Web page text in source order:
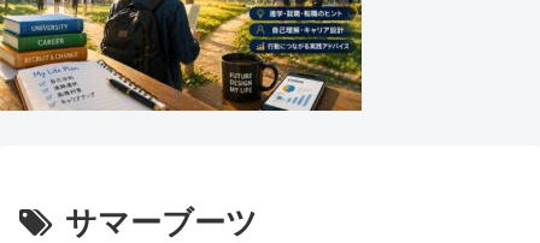
サマーブーツ